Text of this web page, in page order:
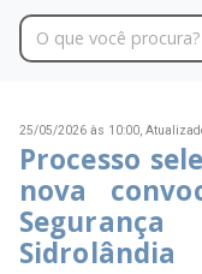
25/05/2026 às 10:00,
Processo
nova
Sidrolândia